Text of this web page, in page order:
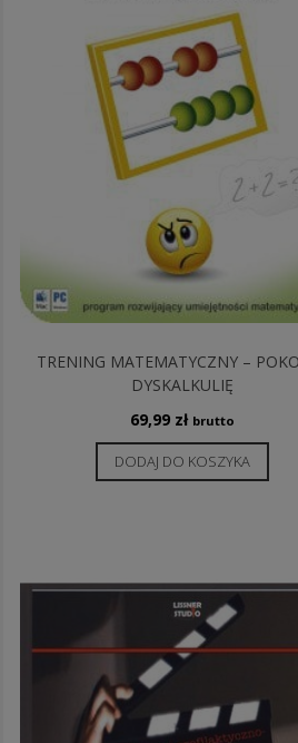
TRENING MATEMATYCZNY –
DYSKALKULIĘ
69,99 zł brutto
DODAJ DO KOSZYKA